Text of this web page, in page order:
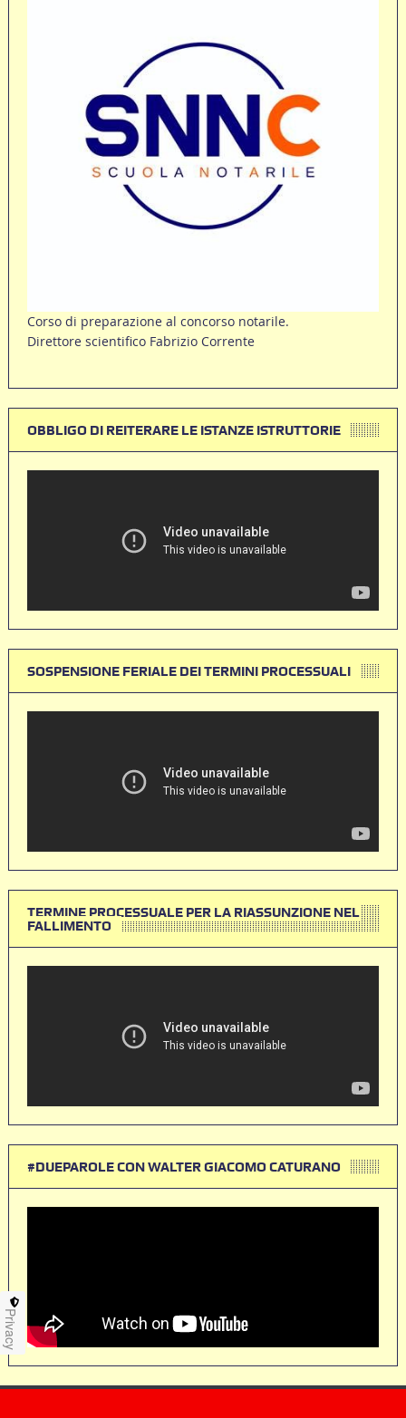
Corso di preparazione al concorso notarile.
Direttore scientifico Fabrizio Corrente
OBBLIGO DI REITERARE LE ISTANZE ISTRUTTORIE
SOSPENSIONE FERIALE DEI TERMINI PROCESSUALI
TERMINE PROCESSUALE PER LA RIASSUNZIONE NEL
FALLIMENTO
#DUEPAROLE CON WALTER GIACOMO CATURANO
Privacy